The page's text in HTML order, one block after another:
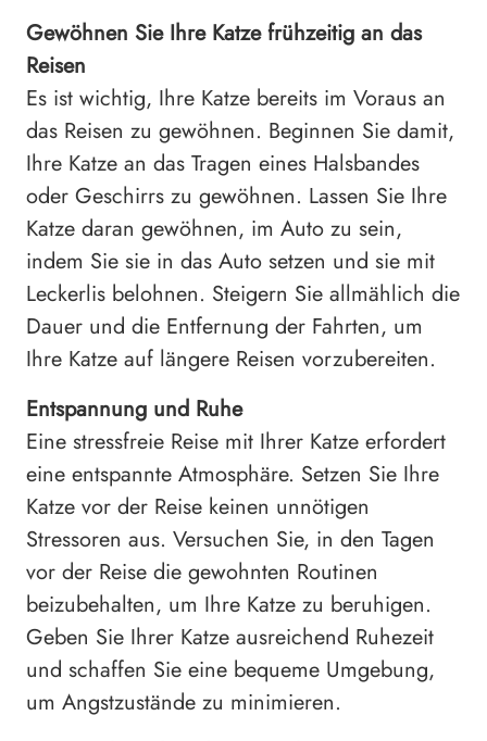
Gewöhnen Sie Ihre Katze frühzeitig an das
Reisen
Es ist wichtig, Ihre Katze bereits im Voraus an
das Reisen zu gewöhnen. Beginnen Sie damit,
Ihre Katze an das Tragen eines Halsbandes
oder Geschirrs zu gewöhnen. Lassen Sie Ihre
Katze daran gewöhnen, im Auto zu sein,
indem Sie sie in das Auto setzen und sie mit
Leckerlis belohnen. Steigern Sie allmählich die
Dauer und die Entfernung der Fahrten, um
Ihre Katze auf längere Reisen vorzubereiten.
Entspannung und Ruhe
Eine stressfreie Reise mit Ihrer Katze erfordert
eine entspannte Atmosphäre. Setzen Sie Ihre
Katze vor der Reise keinen unnötigen
Stressoren aus. Versuchen Sie, in den Tagen
vor der Reise die gewohnten Routinen
beizubehalten, um Ihre Katze zu beruhigen.
Geben Sie Ihrer Katze ausreichend Ruhezeit
und schaffen Sie eine bequeme Umgebung,
um Angstzustände zu minimieren.